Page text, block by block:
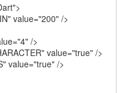
value="200" />
/>
value="true" />
value="true" />